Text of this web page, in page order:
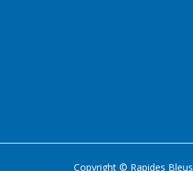
Copyright © Rapides Bleus